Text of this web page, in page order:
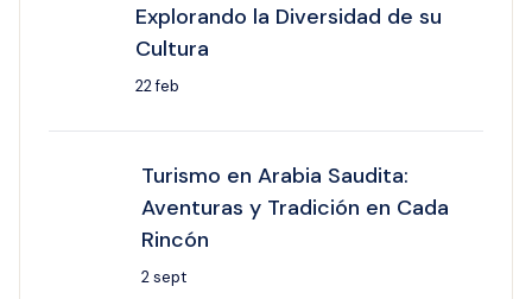
Explorando la Diversidad de su
Cultura
22 feb
Turismo en Arabia Saudita:
Aventuras y Tradición en Cada
Rincón
2 sept